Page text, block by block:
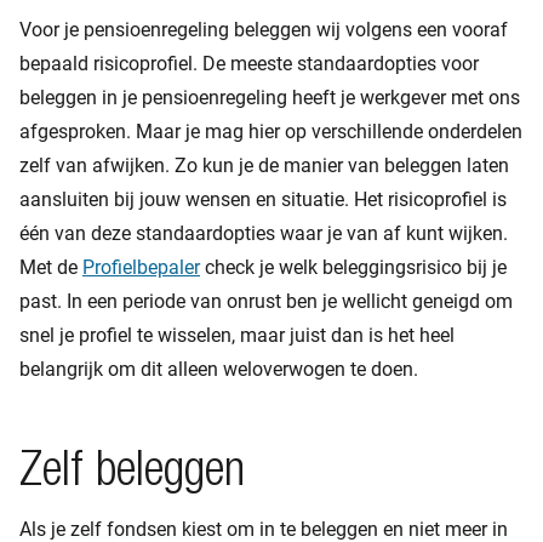
Voor je pensioenregeling beleggen wij volgens een vooraf
bepaald risicoprofiel. De meeste standaardopties voor
beleggen in je pensioenregeling heeft je werkgever met ons
afgesproken. Maar je mag hier op verschillende onderdelen
zelf van afwijken. Zo kun je de manier van beleggen laten
aansluiten bij jouw wensen en situatie. Het risicoprofiel is
één van deze standaardopties waar je van af kunt wijken.
Met de Profielbepalercheck je welk beleggingsrisico bij je
past. In een periode van onrust ben je wellicht geneigd om
snel je profiel te wisselen, maar juist dan is het heel
belangrijk om dit alleen weloverwogen te doen.
Zelf beleggen
Als je zelf fondsen kiest om in te beleggen en niet meer in